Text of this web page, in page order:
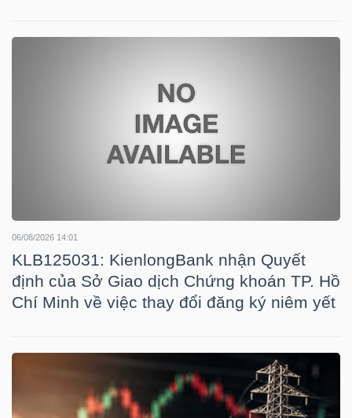
06/08/2026 14:01
KLB125031: KienlongBank nhận Quyết
định của Sở Giao dịch Chứng khoán TP. Hồ
Chí Minh về việc thay đổi đăng ký niêm yết
CHĂM
SÓC
SỨC